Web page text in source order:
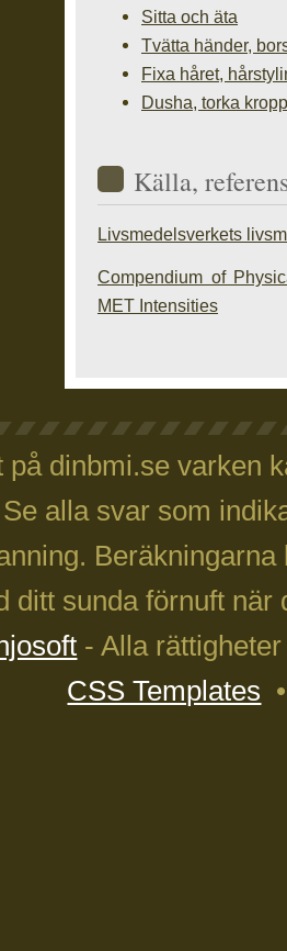
Sitta och äta
Tvätta händer,
Fixa håret,
Dusha, torka
Källa,
Livsmedelsverkets
Compendium of
MET Intensities
på dinbmi.se varken
alla svar som
ditt sunda förnuft
- Alla
CSS Templates